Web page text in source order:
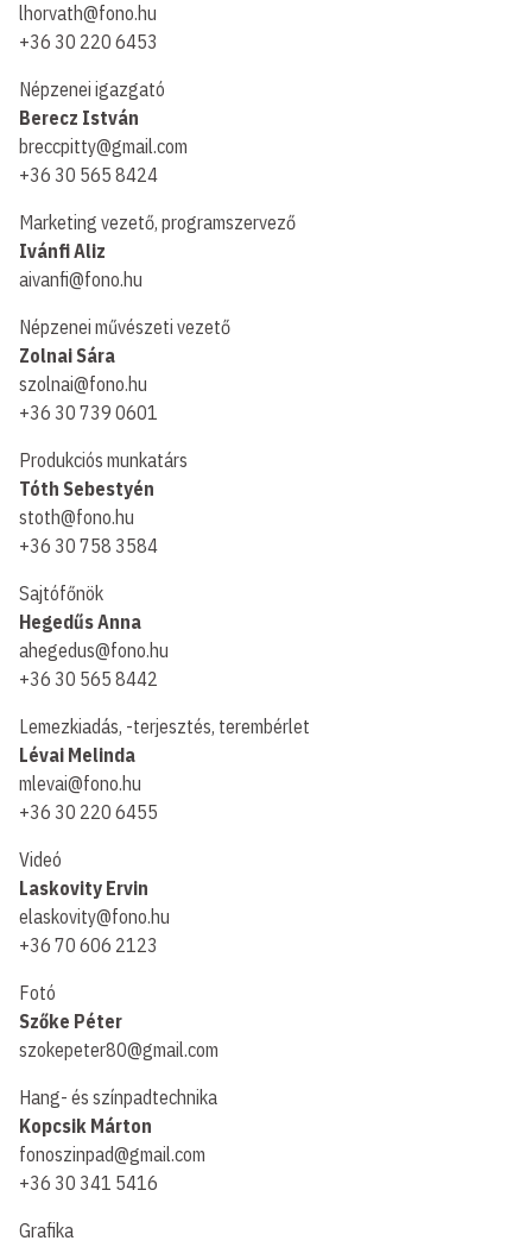
lhorvath@fono.hu
+36 30 220 6453
Népzenei igazgató
Berecz István
breccpitty@gmail.com
+36 30 565 8424
Marketing vezető, programszervező
Ivánfi Aliz
aivanfi@fono.hu
Népzenei művészeti vezető
Zolnai Sára
szolnai@fono.hu
+36 30 739 0601
Produkciós munkatárs
Tóth Sebestyén
stoth@fono.hu
+36 30 758 3584
Sajtófőnök
Hegedűs Anna
ahegedus@fono.hu
+36 30 565 8442
Lemezkiadás, -terjesztés, terembérlet
Lévai Melinda
mlevai@fono.hu
+36 30 220 6455
Videó
Laskovity Ervin
elaskovity@fono.hu
+36 70 606 2123
Fotó
Szőke Péter
szokepeter80@gmail.com
Hang- és színpadtechnika
Kopcsik Márton
fonoszinpad@gmail.com
+36 30 341 5416
Grafika